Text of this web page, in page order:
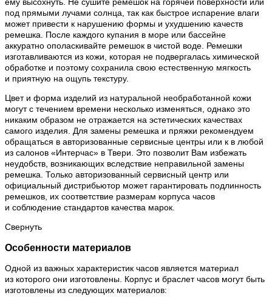
под прямыми лучами солнца, так как быстрое испарение влаги
может привести к нарушению формы и ухудшению качеств
ремешка. После каждого купания в море или бассейне
аккуратно ополаскивайте ремешок в чистой воде. Ремешки
изготавливаются из кожи, которая не подвергалась химической
обработке и поэтому сохранила свою естественную мягкость
и приятную на ощупь текстуру.
Цвет и форма изделий из натуральной необработанной кожи
могут с течением времени несколько изменяться, однако это
никаким образом не отражается на эстетических качествах
самого изделия. Для замены ремешка и пряжки рекомендуем
обращаться в авторизованные сервисные центры или к в любой
из салонов «Интерчас» в Твери. Это позволит Вам избежать
неудобств, возникающих вследствие неправильной замены
ремешка. Только авторизованный сервисный центр или
официальный дистрибьютор может гарантировать подлинность
ремешков, их соответствие размерам корпуса часов
и соблюдение стандартов качества марок.
Свернуть
Особенности материалов
Одной из важных характеристик часов является материал
из которого они изготовлены. Корпус и браслет часов могут быть
изготовлены из следующих материалов: